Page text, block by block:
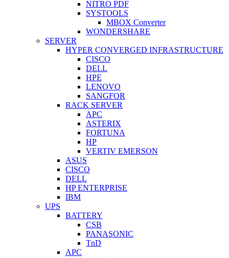
NITRO PDF
SYSTOOLS
MBOX Converter
WONDERSHARE
SERVER
HYPER CONVERGED INFRASTRUCTURE
CISCO
DELL
HPE
LENOVO
SANGFOR
RACK SERVER
APC
ASTERIX
FORTUNA
HP
VERTIV EMERSON
ASUS
CISCO
DELL
HP ENTERPRISE
IBM
UPS
BATTERY
CSB
PANASONIC
TnD
APC